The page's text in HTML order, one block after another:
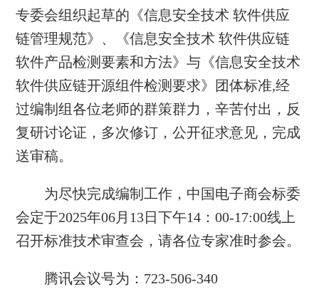
专委会组织起草的《信息安全技术 软件供应
链管理规范》、《信息安全技术 软件供应链
软件产品检测要素和方法》与《信息安全技术
软件供应链开源组件检测要求》团体标准,经
过编制组各位老师的群策群力，辛苦付出，反
复研讨论证，多次修订，公开征求意见，完成
送审稿。
为尽快完成编制工作，中国电子商会标委
会定于2025年06月13日下午14 ：00-17:00线上
召开标准技术审查会，请各位专家准时参会。
腾讯会议号为：723-506-340